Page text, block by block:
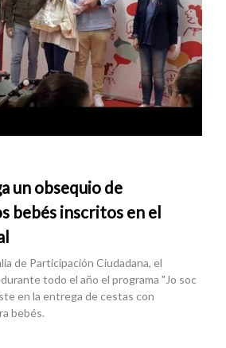
un obsequio de
bebés inscritos en el
de Participación Ciudadana, el
todo el año el programa "Jo soc
en la entrega de cestas con
bebés.